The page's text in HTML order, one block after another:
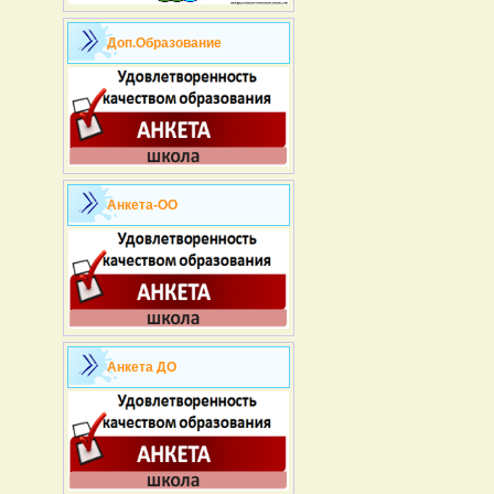
Доп.Образование
Анкета-ОО
Анкета ДО